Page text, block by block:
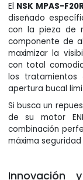
El NSK MPAS-
diseñado
con la pieza de
componente de
maximizar la
con total
los tratamientos
apertura bucal
Si busca un
de su motor
combinación
máxima
Innovación